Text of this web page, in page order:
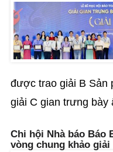
được trao giải B Sản
giải C gian trưng bày
Chi hội Nhà báo Báo
vòng chung khảo giải